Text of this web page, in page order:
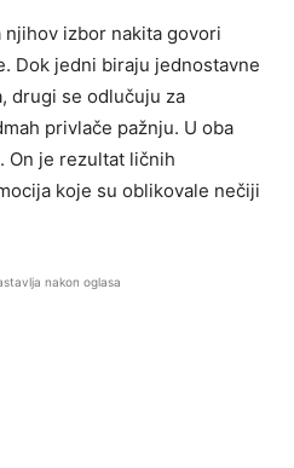
izbor nakita govori
Dok jedni biraju jednostavne
drugi se odlučuju za
privlače pažnju. U oba
On je rezultat ličnih
koje su oblikovale nečiji
nakon oglasa